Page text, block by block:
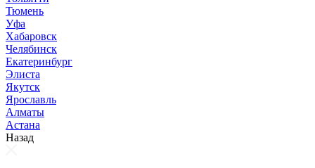
Тюмень
Уфа
Хабаровск
Челябинск
Екатеринбург
Элиста
Якутск
Ярославль
Алматы
Астана
Назад